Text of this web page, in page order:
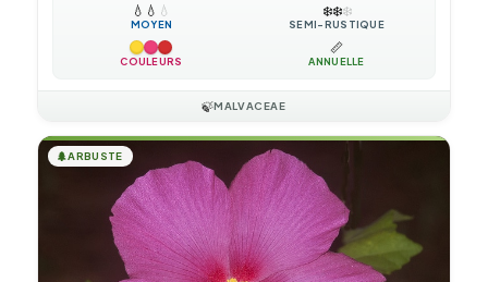
💧 💧 💧
MOYEN
❄️❄️❄️
SEMI-RUSTIQUE
COULEURS
📏
ANNUELLE
🍃MALVACEAE
🌲ARBUSTE